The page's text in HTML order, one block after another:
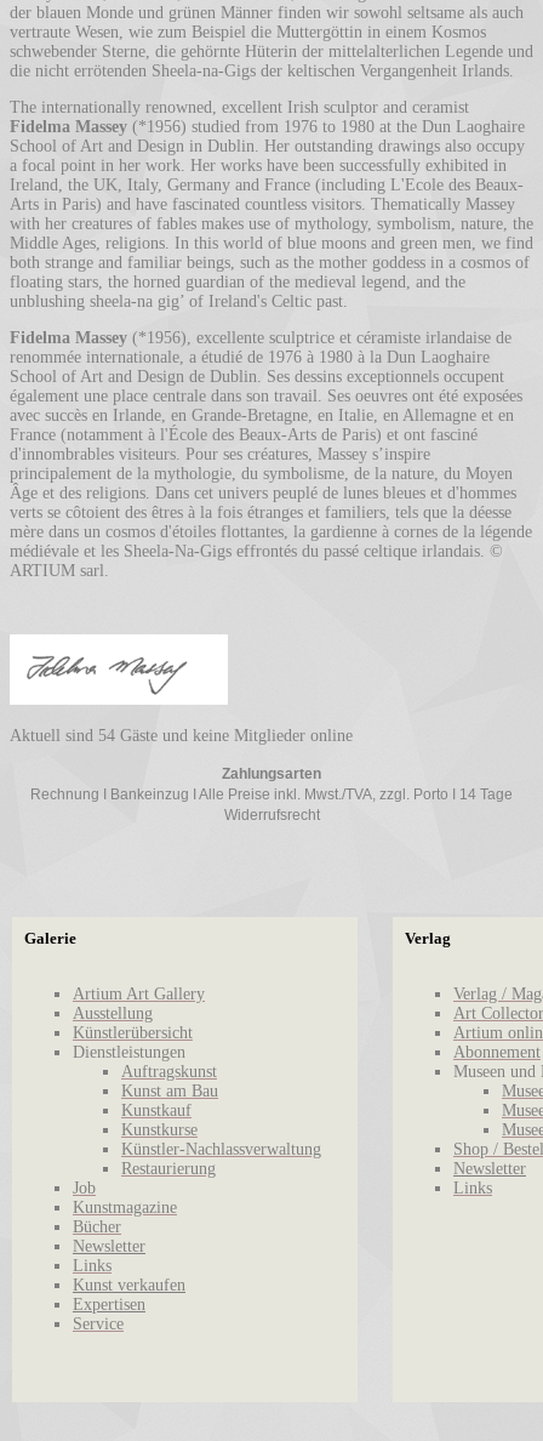
der blauen Monde und grünen Männer finden wir sowohl seltsame als auch
vertraute Wesen, wie zum Beispiel die Muttergöttin in einem Kosmos
schwebender Sterne, die gehörnte Hüterin der mittelalterlichen Legende und
die nicht errötenden Sheela-na-Gigs der keltischen Vergangenheit Irlands.
The internationally renowned, excellent Irish sculptor and ceramist
Fidelma Massey (*1956) studied from 1976 to 1980 at the Dun Laoghaire
School of Art and Design in Dublin. Her outstanding drawings also occupy
a focal point in her work. Her works have been successfully exhibited in
Ireland, the UK, Italy, Germany and France (including L'Ecole des Beaux-
Arts in Paris) and have fascinated countless visitors. Thematically Massey
with her creatures of fables makes use of mythology, symbolism, nature, the
Middle Ages, religions. In this world of blue moons and green men, we find
both strange and familiar beings, such as the mother goddess in a cosmos of
floating stars, the horned guardian of the medieval legend, and the
unblushing sheela-na gig’ of Ireland's Celtic past.
Fidelma Massey (*1956), excellente sculptrice et céramiste irlandaise de
renommée internationale, a étudié de 1976 à 1980 à la Dun Laoghaire
School of Art and Design de Dublin. Ses dessins exceptionnels occupent
également une place centrale dans son travail. Ses oeuvres ont été exposées
avec succès en Irlande, en Grande-Bretagne, en Italie, en Allemagne et en
France (notamment à l'École des Beaux-Arts de Paris) et ont fasciné
d'innombrables visiteurs. Pour ses créatures, Massey s’inspire
principalement de la mythologie, du symbolisme, de la nature, du Moyen
Âge et des religions. Dans cet univers peuplé de lunes bleues et d'hommes
verts se côtoient des êtres à la fois étranges et familiers, tels que la déesse
mère dans un cosmos d'étoiles flottantes, la gardienne à cornes de la légende
médiévale et les Sheela-Na-Gigs effrontés du passé celtique irlandais. ©
ARTIUM sarl.
Aktuell sind 54 Gäste und keine Mitglieder online
Zahlungsarten
Rechnung I Bankeinzug I Alle Preise inkl. Mwst./TVA, zzgl. Porto I 14 Tage
Widerrufsrecht
Galerie
Artium Art Gallery
Ausstellung
Künstlerübersicht
Dienstleistungen
Auftragskunst
Kunst am Bau
Kunstkauf
Kunstkurse
Künstler-Nachlassverwaltung
Restaurierung
Job
Kunstmagazine
Bücher
Newsletter
Links
Kunst verkaufen
Expertisen
Service
Verlag
Verlag /
Art
Artium
Abonnement
Museen und
Shop /
Newsletter
Links